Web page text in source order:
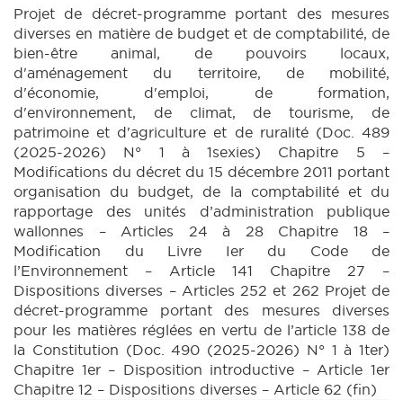
Projet de décret-programme portant des mesures
diverses en matière de budget et de comptabilité, de
bien-être animal, de pouvoirs locaux,
d'aménagement du territoire, de mobilité,
d'économie, d'emploi, de formation,
d'environnement, de climat, de tourisme, de
patrimoine et d'agriculture et de ruralité (Doc. 489
(2025-2026) N° 1 à 1sexies) Chapitre 5 –
Modifications du décret du 15 décembre 2011 portant
organisation du budget, de la comptabilité et du
rapportage des unités d’administration publique
wallonnes – Articles 24 à 28 Chapitre 18 –
Modification du Livre Ier du Code de
l’Environnement – Article 141 Chapitre 27 –
Dispositions diverses – Articles 252 et 262 Projet de
décret-programme portant des mesures diverses
pour les matières réglées en vertu de l’article 138 de
la Constitution (Doc. 490 (2025-2026) N° 1 à 1ter)
Chapitre 1er – Disposition introductive – Article 1er
Chapitre 12 – Dispositions diverses – Article 62 (fin)